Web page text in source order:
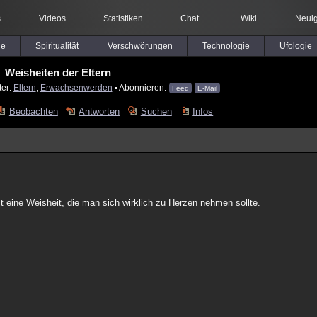
Videos Statistiken Chat Wiki
Spiritualität Verschwörungen Technologie Ufologie
Weisheiten der Eltern
Eltern Erwachsenwerden ▪ Abonnieren: Feed E-Mail
Beobachten Antworten Suchen Infos
Weisheit, die man sich wirklich zu Herzen nehmen sollte.